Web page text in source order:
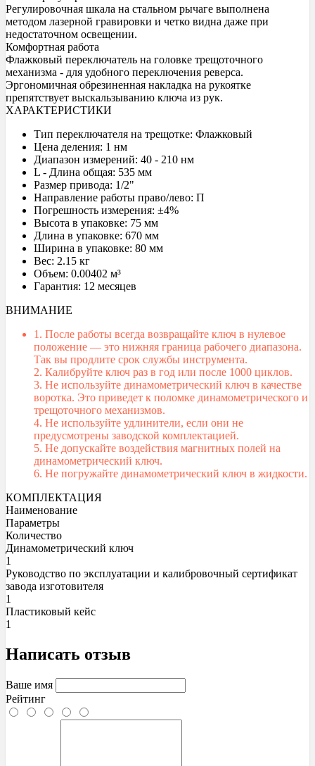
Регулировочная шкала на стальном рычаге выполнена
методом лазерной гравировки и четко видна даже при
недостаточном освещении.
Комфортная работа
Флажковый переключатель на головке трещоточного
механизма - для удобного переключения реверса.
Эргономичная обрезиненная накладка на рукоятке
препятствует выскальзыванию ключа из рук.
ХАРАКТЕРИСТИКИ
Тип переключателя на трещотке: Флажковый
Цена деления: 1 нм
Диапазон измерений: 40 - 210 нм
L - Длина общая: 535 мм
Размер привода: 1/2"
Направление работы право/лево: П
Погрешность измерения: ±4%
Высота в упаковке: 75 мм
Длина в упаковке: 670 мм
Ширина в упаковке: 80 мм
Вес: 2.15 кг
Объем: 0.00402 м³
Гарантия: 12 месяцев
ВНИМАНИЕ
1. После работы всегда возвращайте ключ в нулевое
положение — это нижняя граница рабочего диапазона.
Так вы продлите срок службы инструмента.
2. Калибруйте ключ раз в год или после 1000 циклов.
3. Не используйте динамометрический ключ в качестве
воротка. Это приведет к поломке динамометрического и
трещоточного механизмов.
4. Не используйте удлинители, если они не
предусмотрены заводской комплектацией.
5. Не допускайте воздействия магнитных полей на
динамометрический ключ.
6. Не погружайте динамометрический ключ в жидкости.
КОМПЛЕКТАЦИЯ
Наименование
Параметры
Количество
Динамометрический ключ
1
Руководство по эксплуатации и калибровочный сертификат
завода изготовителя
1
Пластиковый кейс
1
Написать отзыв
Ваше имя
Рейтинг